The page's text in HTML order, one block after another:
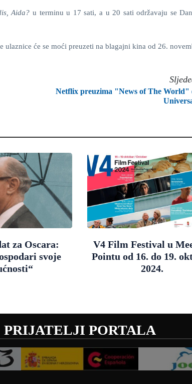
Aida? u terminu u 17 sati, a u 20 sati održavaju se
ulaznice će se moći preuzeti na blagajni kina od 26.
Netflix preuzima "News of The World"
za Oscara:
svoje
V4 Film Festival u
Pointu od 16. do 19.
2024.
PRIJATELJI PORTALA